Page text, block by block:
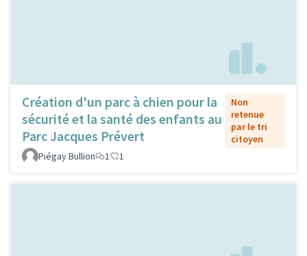
Création d'un parc à chien pour la
sécurité et la santé des enfants au
Parc Jacques Prévert
Non
retenue
par le tri
citoyen
Piégay Bullion
1 1